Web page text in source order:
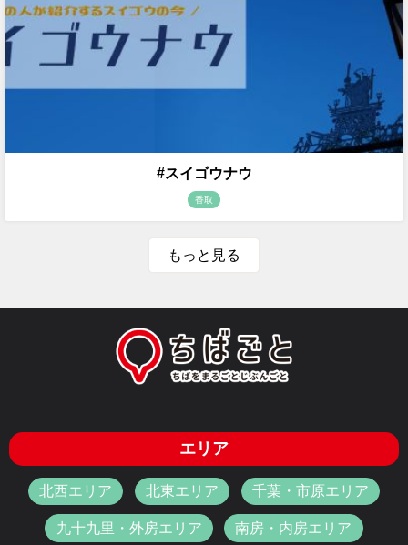
#スイゴウナウ
香取
もっと見る
エリア
北西エリア 北東エリア 千葉・市原エリア
九十九里・外房エリア 南房・内房エリア